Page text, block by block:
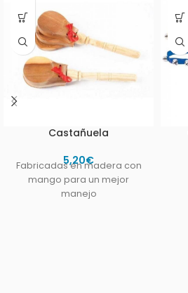
Castañuela
5,20€
Fabricadas en madera con
mango para un mejor
manejo